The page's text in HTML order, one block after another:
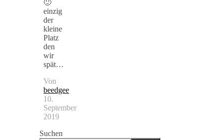
🙂
einzig
der
kleine
Platz
den
wir
spät…
Von
beedgee
10.
September
2019
Suchen